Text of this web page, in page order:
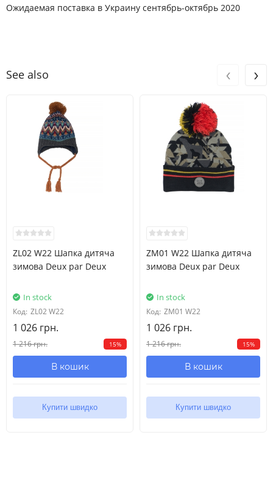
Ожидаемая поставка в Украину сентябрь-октябрь 2020
See also
ZL02 W22 Шапка дитяча
зимова Deux par Deux
In stock
Код: ZL02 W22
1 026 грн.
1 216 грн. 15%
В кошик
Купити швидко
ZM01 W22 Шапка дитяча
зимова Deux par Deux
In stock
Код: ZM01 W22
1 026 грн.
1 216 грн. 15%
В кошик
Купити швидко
‹ ›